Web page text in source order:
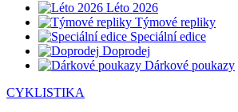
Léto 2026
Týmové repliky
Speciální edice
Doprodej
Dárkové poukazy
CYKLISTIKA